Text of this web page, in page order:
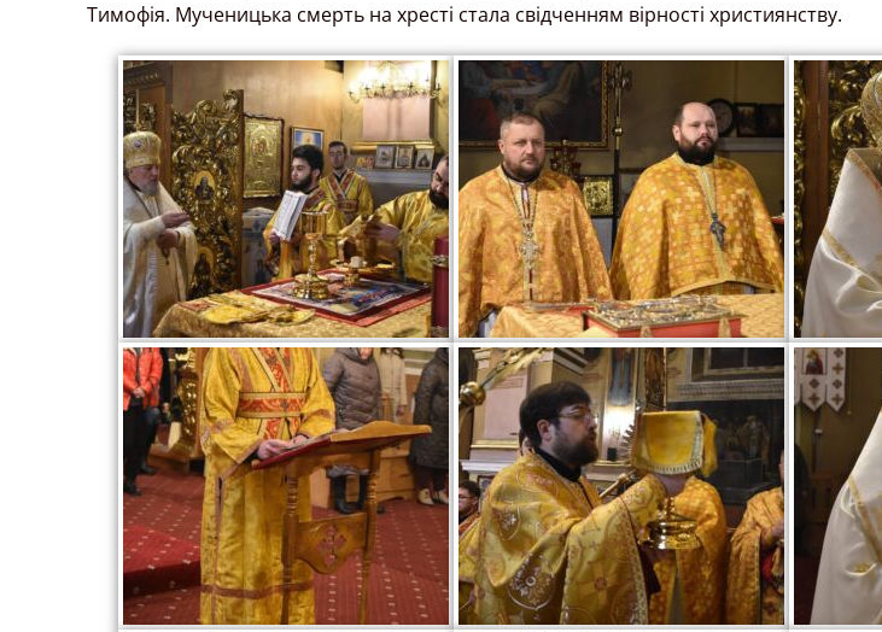
Тимофія. Мученицька смерть на хресті стала свідченням вірності християнству.